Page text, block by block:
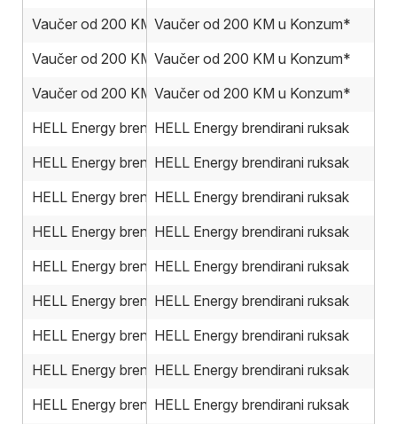
Vaučer od 200 KM u Konzum*
Vaučer od 200 KM u Konzum*
Vaučer od 200 KM u Konzum*
HELL Energy brendirani ruksak
HELL Energy brendirani ruksak
HELL Energy brendirani ruksak
HELL Energy brendirani ruksak
HELL Energy brendirani ruksak
HELL Energy brendirani ruksak
HELL Energy brendirani ruksak
HELL Energy brendirani ruksak
HELL Energy brendirani ruksak
Vaučer od 200 KM u Konzum*
Vaučer od 200 KM u Konzum*
Vaučer od 200 KM u Konzum*
HELL Energy brendirani ruksak
HELL Energy brendirani ruksak
HELL Energy brendirani ruksak
HELL Energy brendirani ruksak
HELL Energy brendirani ruksak
HELL Energy brendirani ruksak
HELL Energy brendirani ruksak
HELL Energy brendirani ruksak
HELL Energy brendirani ruksak